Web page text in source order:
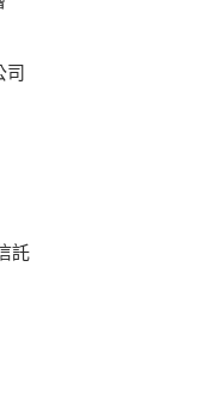
司
託